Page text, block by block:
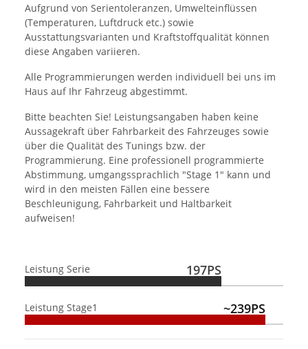
Aufgrund von Serientoleranzen, Umwelteinflüssen
(Temperaturen, Luftdruck etc.) sowie
Ausstattungsvarianten und Kraftstoffqualität können
diese Angaben variieren.
Alle Programmierungen werden individuell bei uns im
Haus auf Ihr Fahrzeug abgestimmt.
Bitte beachten Sie! Leistungsangaben haben keine
Aussagekraft über Fahrbarkeit des Fahrzeuges sowie
über die Qualität des Tunings bzw. der
Programmierung. Eine professionell programmierte
Abstimmung, umgangssprachlich "Stage 1" kann und
wird in den meisten Fällen eine bessere
Beschleunigung, Fahrbarkeit und Haltbarkeit
aufweisen!
Leistung Serie 197PS
Leistung Stage1 ~239PS